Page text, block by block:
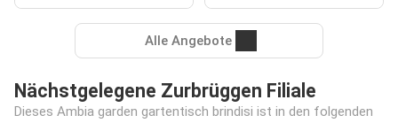
Alle Angebote
Nächstgelegene Zurbrüggen Filiale
Dieses Ambia garden gartentisch brindisi ist in den folgenden